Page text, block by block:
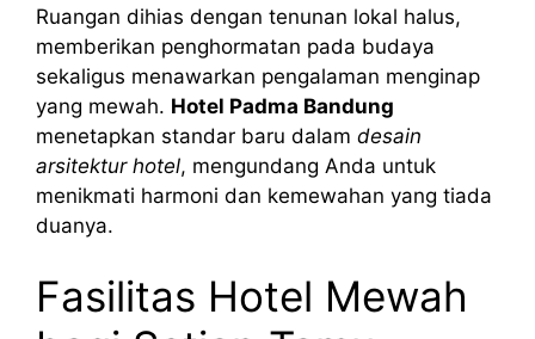
Ruangan dihias dengan tenunan lokal halus,
memberikan penghormatan pada budaya
sekaligus menawarkan pengalaman menginap
yang mewah. Hotel Padma Bandung
menetapkan standar baru dalam desain
arsitektur hotel, mengundang Anda untuk
menikmati harmoni dan kemewahan yang tiada
duanya.
Fasilitas Hotel Mewah